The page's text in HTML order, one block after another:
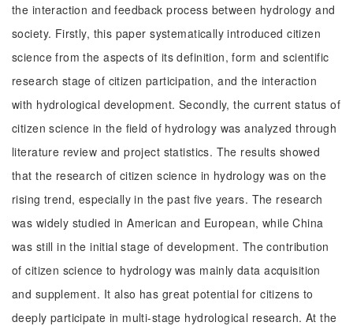
the interaction and feedback process between hydrology and
society. Firstly, this paper systematically introduced citizen
science from the aspects of its definition, form and scientific
research stage of citizen participation, and the interaction
with hydrological development. Secondly, the current status of
citizen science in the field of hydrology was analyzed through
literature review and project statistics. The results showed
that the research of citizen science in hydrology was on the
rising trend, especially in the past five years. The research
was widely studied in American and European, while China
was still in the initial stage of development. The contribution
of citizen science to hydrology was mainly data acquisition
and supplement. It also has great potential for citizens to
deeply participate in multi-stage hydrological research. At the